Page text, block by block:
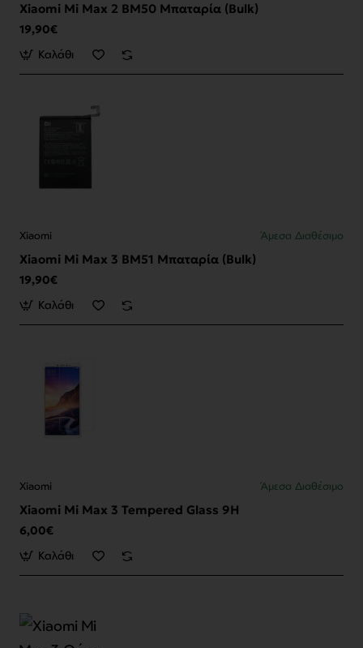
Xiaomi Mi Max 2 BM50 Μπαταρία (Bulk)
19,90€
Καλάθι
Xiaomi Άμεσα Διαθέσιμο
Xiaomi Mi Max 3 BM51 Μπαταρία (Bulk)
19,90€
Καλάθι
Xiaomi Άμεσα Διαθέσιμο
Xiaomi Mi Max 3 Tempered Glass 9H
6,00€
Καλάθι